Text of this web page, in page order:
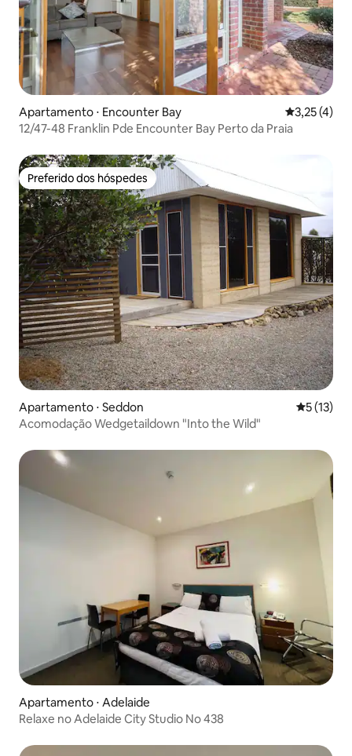
Apartamento ⋅ Encounter Bay 3,25 de
3,25 (4)
12/47-48 Franklin Pde Encounter Bay Perto da Praia
Preferido dos hóspedes
Preferido dos hóspedes
Apartamento ⋅ Seddon 5 de uma
5 (13)
Acomodação Wedgetaildown "Into the Wild"
Apartamento ⋅ Adelaide
Relaxe no Adelaide City Studio No 438